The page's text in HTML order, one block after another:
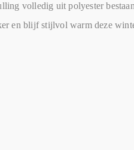
volledig uit polyester
en blijf stijlvol warm deze